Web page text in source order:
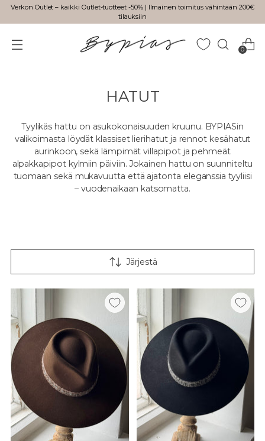
Verkon Outlet – kaikki Outlet-tuotteet -50% | Ilmainen toimitus vähintään 200€
tilauksiin
0
HATUT
Tyylikäs hattu on asukokonaisuuden kruunu. BYPIASin
valikoimasta löydät klassiset lierihatut ja rennot kesähatut
aurinkoon, sekä lämpimät villapipot ja pehmeät
alpakkapipot kylmiin päiviin. Jokainen hattu on suunniteltu
tuomaan sekä mukavuutta että ajatonta eleganssia tyyliisi
– vuodenaikaan katsomatta.
Järjestä